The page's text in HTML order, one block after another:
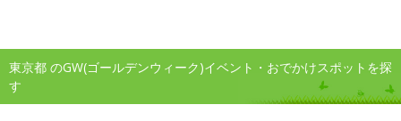
東京都 のGW(ゴールデンウィーク)イベント・おでかけスポットを探
す